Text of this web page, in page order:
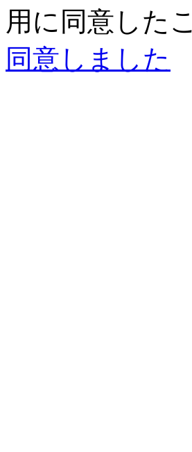
用に同意した
同意しました